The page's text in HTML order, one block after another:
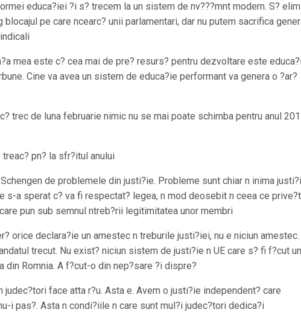
educa?iei ?i s? trecem la un sistem de nv???mnt modern. S?
pe care ncearc? unii parlamentari, dar nu putem sacrifica
mea este c? cea mai de pre? resurs? pentru dezvoltare este
Cine va avea un sistem de educa?ie performant va genera o ?ar?
trec de luna februarie nimic nu se mai poate schimba pentru anul
pn? la sfr?itul anului
de problemele din justi?ie. Probleme sunt chiar n inima
s-a sperat c? va fi respectat? legea, n mod deosebit n ceea ce
pun sub semnul ntreb?rii legitimitatea unor membri
orice declara?ie un amestec n treburile justi?iei, nu e niciun amestec.
trecut. Nu exist? niciun sistem de justi?ie n UE care s? fi f?cut un
din Romnia. A f?cut-o din nep?sare ?i dispre?
face atta r?u. Asta e. Avem o justi?ie independent? care
i pas?. Asta n condi?iile n care sunt mul?i judec?tori dedica?i